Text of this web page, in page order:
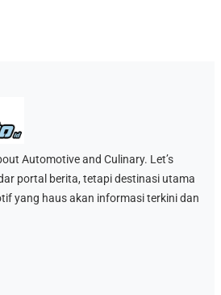
Automotive and Culinary. Let’s
portal berita, tetapi destinasi utama
yang haus akan informasi terkini dan